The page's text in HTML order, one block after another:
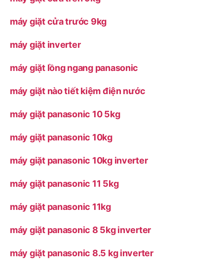
máy giặt cửa trước 9kg
máy giặt inverter
máy giặt lồng ngang panasonic
máy giặt nào tiết kiệm điện nước
máy giặt panasonic 10 5kg
máy giặt panasonic 10kg
máy giặt panasonic 10kg inverter
máy giặt panasonic 11 5kg
máy giặt panasonic 11kg
máy giặt panasonic 8 5kg inverter
máy giặt panasonic 8.5 kg inverter